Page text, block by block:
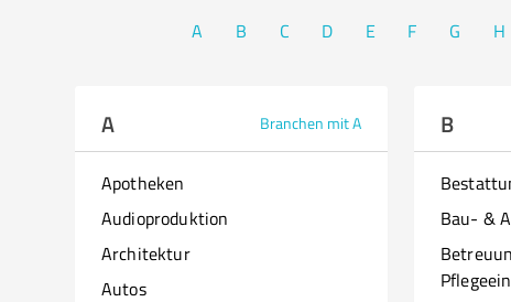
A B C D E F G H
A Branchen mit A
Apotheken
Audioproduktion
Architektur
Autos
B
Bau- &